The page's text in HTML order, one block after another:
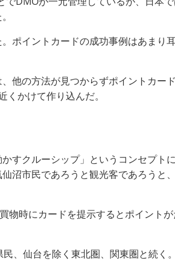
ポイントカードの成功事例はあまり
他の方法が見つからずポイントカー
かけて作り込んだ。
すクルーシップ」というコンセプト
沼市民であろうと観光客であろうと
物時にカードを提示するとポイント
、仙台を除く東北圏、関東圏と続く。